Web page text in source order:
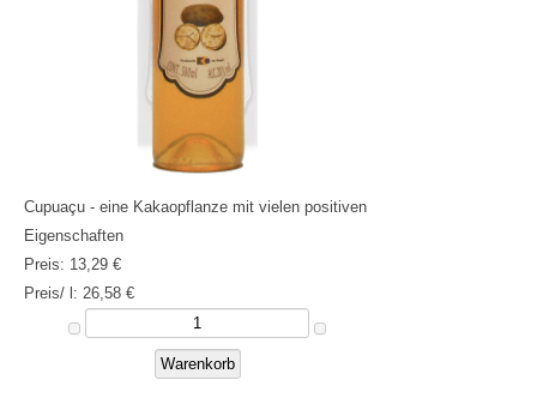
Cupuaçu - eine Kakaopflanze mit vielen positiven
Eigenschaften
Preis: 13,29 €
Preis/ l: 26,58 €